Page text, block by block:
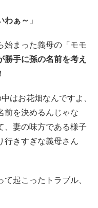
わぁ～ 」
始まった義母の「モモ
勝手に孫の名前を考え
はお花畑なんですよ、
前を決めるんじゃな
、妻の味方である様子
行きすぎな義母さん
起こったトラブル、